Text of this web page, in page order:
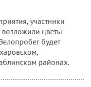
участники
цветы
будет
районах.